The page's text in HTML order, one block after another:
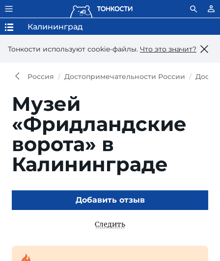
Тонкости используют сookie-файлы. Что это значит?
Калининград
Россия Достопримечательности России
Музей
«Фридландские
ворота» в
Калининграде
Добавить отзыв
Следить